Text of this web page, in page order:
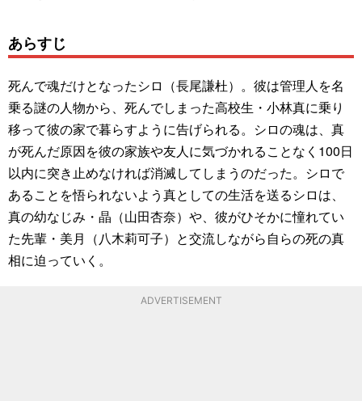
あらすじ
死んで魂だけとなったシロ（長尾謙杜）。彼は管理人を名
乗る謎の人物から、死んでしまった高校生・小林真に乗り
移って彼の家で暮らすように告げられる。シロの魂は、真
が死んだ原因を彼の家族や友人に気づかれることなく100日
以内に突き止めなければ消滅してしまうのだった。シロで
あることを悟られないよう真としての生活を送るシロは、
真の幼なじみ・晶（山田杏奈）や、彼がひそかに憧れてい
た先輩・美月（八木莉可子）と交流しながら自らの死の真
相に迫っていく。
ADVERTISEMENT